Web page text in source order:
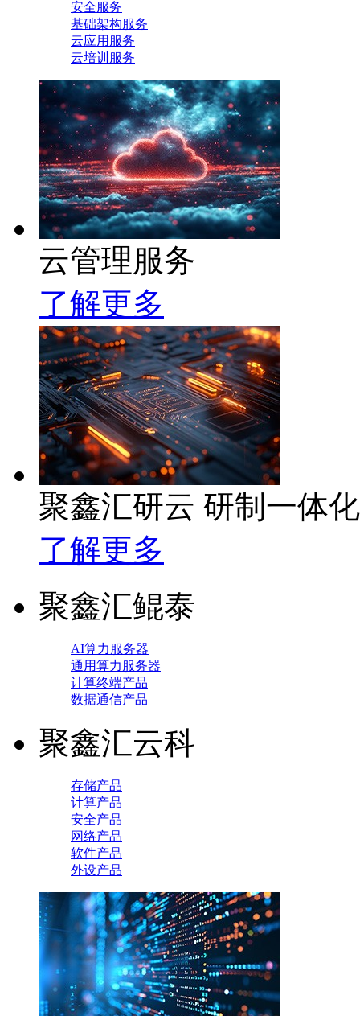
安全服务
基础架构服务
云应用服务
云培训服务
云管理服务
了解更多
聚鑫汇研云 研制一体
了解更多
聚鑫汇鲲泰
AI算力服务器
通用算力服务器
计算终端产品
数据通信产品
聚鑫汇云科
存储产品
计算产品
安全产品
网络产品
软件产品
外设产品